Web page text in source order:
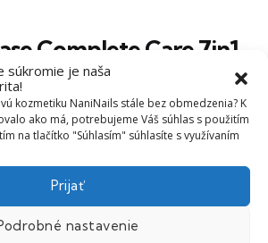
súkromie je naša
kozmetiku NaniNails stále bez obmedzenia? K
ako má, potrebujeme Váš súhlas s použitím
na tlačítko "Súhlasím" súhlasíte s využívaním
Prijať
nastavenie
Complete Care 7in1
spevňujúca báza pre
lak bázu, ale zároveň vás trápia
toto je skvelá voľba. Nejde len
gél lak – je navrhnutá tak, aby
a pomohla im lepšie držať